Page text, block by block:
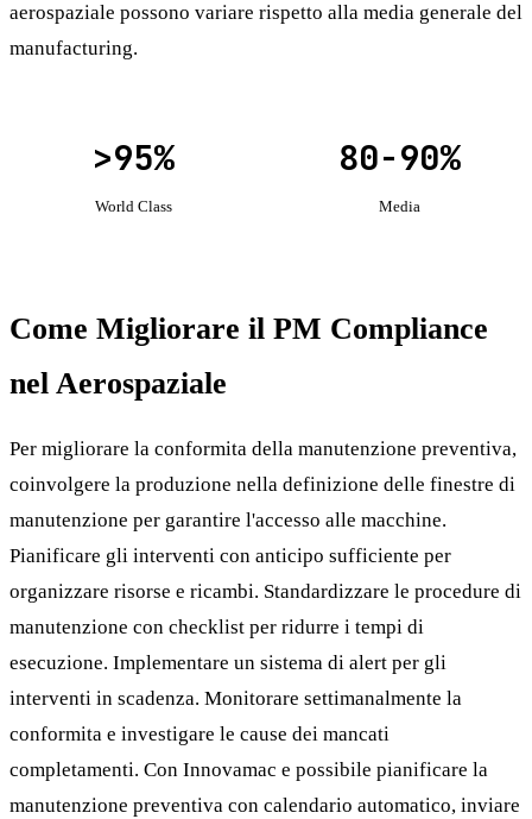
aerospaziale possono variare rispetto alla media generale del
manufacturing.
>95%
World Class
80-90%
Media
Come Migliorare il PM Compliance
nel Aerospaziale
Per migliorare la conformita della manutenzione preventiva,
coinvolgere la produzione nella definizione delle finestre di
manutenzione per garantire l'accesso alle macchine.
Pianificare gli interventi con anticipo sufficiente per
organizzare risorse e ricambi. Standardizzare le procedure di
manutenzione con checklist per ridurre i tempi di
esecuzione. Implementare un sistema di alert per gli
interventi in scadenza. Monitorare settimanalmente la
conformita e investigare le cause dei mancati
completamenti. Con Innovamac e possibile pianificare la
manutenzione preventiva con calendario automatico, inviare